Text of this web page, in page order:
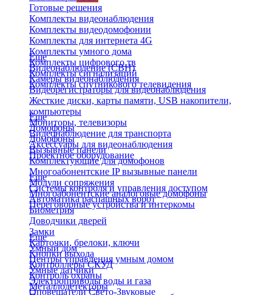
Готовые решения
Комплекты видеонаблюдения
Комплекты видеодомофонии
Комплекты для интернета 4G
Комплекты умного дома
Комплекты цифрового тв
Комплекты сигнализаций
Комплекты спутникового телевидения
Еще
Видеонаблюдение (СВН)
Камеры видеонаблюдения
Видеорегистраторы для видеонаблюдения
Жесткие диски, карты памяти, USB накопители,
компьютеры
Мониторы, телевизоры
Видеонаблюдение для транспорта
Аксессуары для видеонаблюдения
Проектное оборудование
Еще
Домофоны
Домофоны
Вызывные панели
Комплектующие для домофонов
Многоабонентские IP вызывные панели
Модули сопряжения
Многоабонентские аналоговые домофоны
Переговорные устройства и интеркомы
Еще
Системы контроля и управления доступом
Автоматика распашных ворот
Биометрия
Доводчики дверей
Замки
Карточки, брелоки, ключи
Кнопки выхода
Контроллеры СКУД
Контроль охраны
Металлодетекторы
Еще
Умный дом
Центры управления умным домом
Умные датчики
Электроприводы воды и газа
Оповещатели Свето-Звуковые